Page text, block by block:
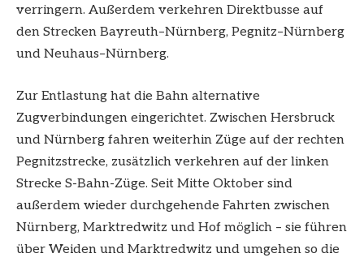
verringern. Außerdem verkehren Direktbusse auf
den Strecken Bayreuth–Nürnberg, Pegnitz–Nürnberg
und Neuhaus–Nürnberg.
Zur Entlastung hat die Bahn alternative
Zugverbindungen eingerichtet. Zwischen Hersbruck
und Nürnberg fahren weiterhin Züge auf der rechten
Pegnitzstrecke, zusätzlich verkehren auf der linken
Strecke S-Bahn-Züge. Seit Mitte Oktober sind
außerdem wieder durchgehende Fahrten zwischen
Nürnberg, Marktredwitz und Hof möglich – sie führen
über Weiden und Marktredwitz und umgehen so die